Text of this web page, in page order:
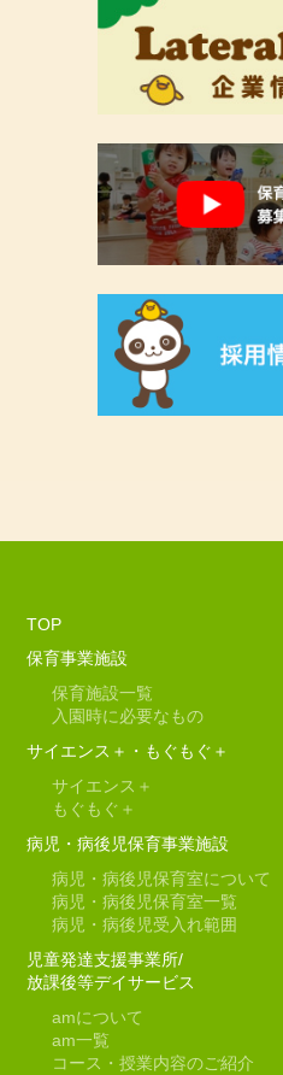
TOP
保育事業施設
保育施設一覧
入園時に必要なもの
サイエンス＋・もぐもぐ＋
サイエンス＋
もぐもぐ＋
病児・病後児保育事業施設
病児・病後児保育室について
病児・病後児保育室一覧
病児・病後児受入れ範囲
児童発達支援事業所/
放課後等デイサービス
amについて
am一覧
コース・授業内容のご紹介